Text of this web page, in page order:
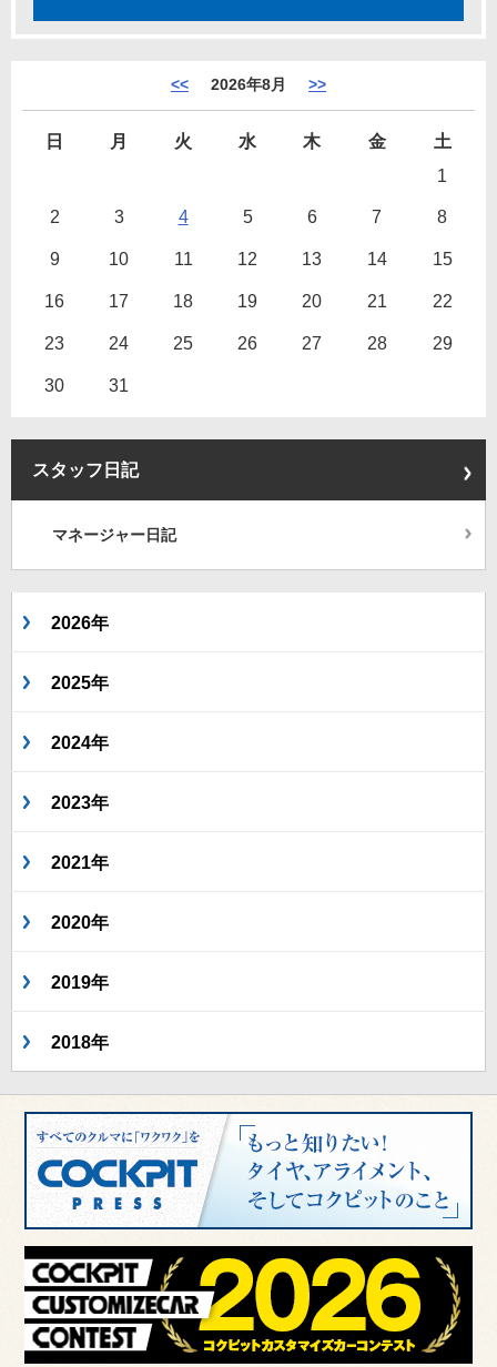
<< 2026年8月 >>
日 月 火 水 木 金
土
1
2 3 4 5 6 7 8
9 10 11 12 13 14 15
16 17 18 19 20 21 22
23 24 25 26 27 28 29
30 31
スタッフ日記
マネージャー日記
2026年
2025年
2024年
2023年
2021年
2020年
2019年
2018年